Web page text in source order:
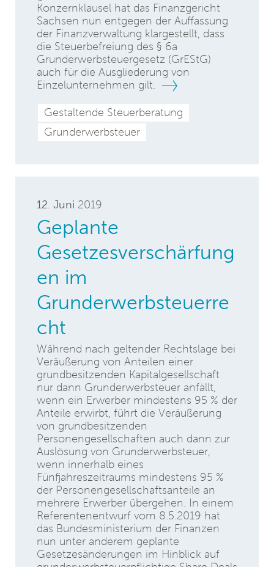
Konzernklausel hat das Finanzgericht
Sachsen nun entgegen der Auffassung
der Finanzverwaltung klargestellt, dass
die Steuerbefreiung des § 6a
Grunderwerbsteuergesetz (GrEStG)
auch für die Ausgliederung von
Einzelunternehmen gilt.
Gestaltende Steuerberatung
Grunderwerbsteuer
12. Juni 2019
Geplante
Gesetzesverschärfung
en im
Grunderwerbsteuerre
cht
Während nach geltender Rechtslage bei
Veräußerung von Anteilen einer
grundbesitzenden Kapitalgesellschaft
nur dann Grunderwerbsteuer anfällt,
wenn ein Erwerber mindestens 95 % der
Anteile erwirbt, führt die Veräußerung
von grundbesitzenden
Personengesellschaften auch dann zur
Auslösung von Grunderwerbsteuer,
wenn innerhalb eines
Fünfjahreszeitraums mindestens 95 %
der Personengesellschaftsanteile an
mehrere Erwerber übergehen. In einem
Referentenentwurf vom 8.5.2019 hat
das Bundesministerium der Finanzen
nun unter anderem geplante
Gesetzesänderungen im Hinblick auf